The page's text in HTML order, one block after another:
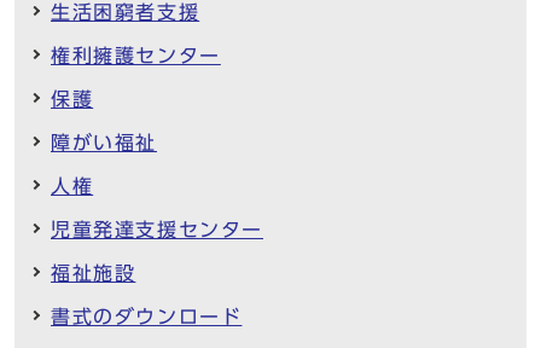
生活困窮者支援
権利擁護センター
保護
障がい福祉
人権
児童発達支援センター
福祉施設
書式のダウンロード